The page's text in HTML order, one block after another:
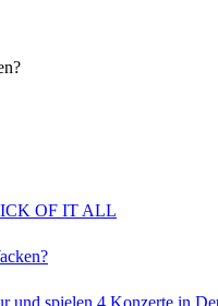
OF IT ALL